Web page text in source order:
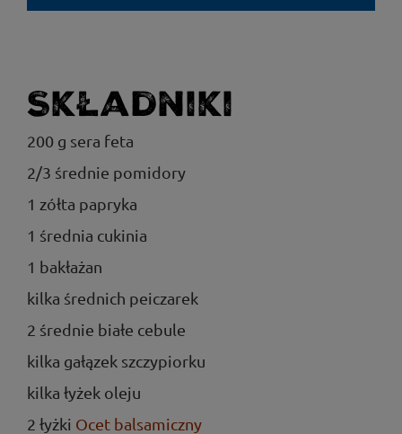
Składniki
200 g sera feta
2/3 średnie pomidory
1 zółta papryka
1 średnia cukinia
1 bakłażan
kilka średnich peiczarek
2 średnie białe cebule
kilka gałązek szczypiorku
kilka łyżek oleju
2 łyżki Ocet balsamiczny